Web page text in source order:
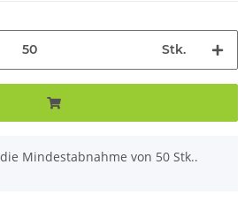
Stk.
Mindestabnahme von 50 Stk..